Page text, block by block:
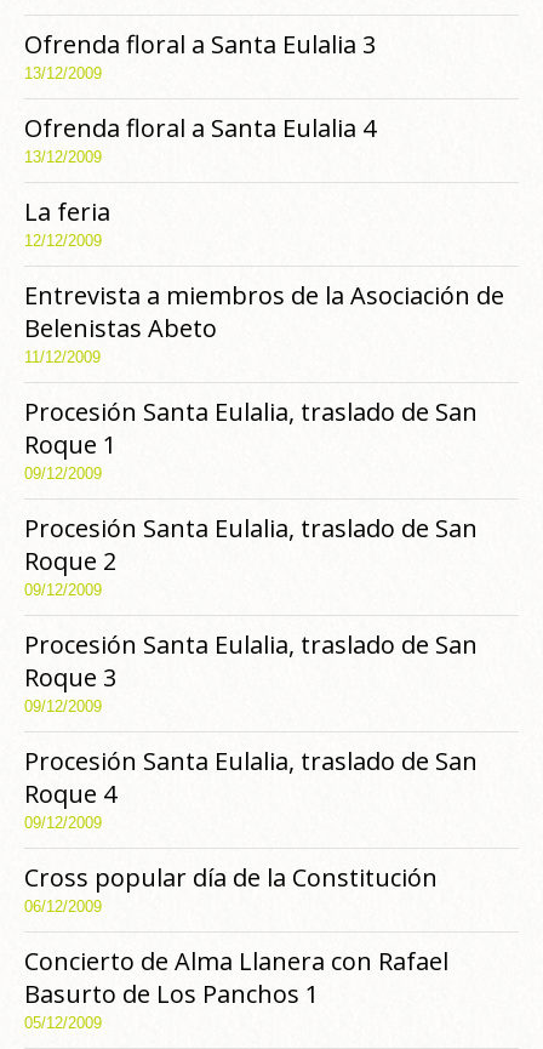
Ofrenda floral a Santa Eulalia 3
13/12/2009
Ofrenda floral a Santa Eulalia 4
13/12/2009
La feria
12/12/2009
Entrevista a miembros de la Asociación de
Belenistas Abeto
11/12/2009
Procesión Santa Eulalia, traslado de San
Roque 1
09/12/2009
Procesión Santa Eulalia, traslado de San
Roque 2
09/12/2009
Procesión Santa Eulalia, traslado de San
Roque 3
09/12/2009
Procesión Santa Eulalia, traslado de San
Roque 4
09/12/2009
Cross popular día de la Constitución
06/12/2009
Concierto de Alma Llanera con Rafael
Basurto de Los Panchos 1
05/12/2009